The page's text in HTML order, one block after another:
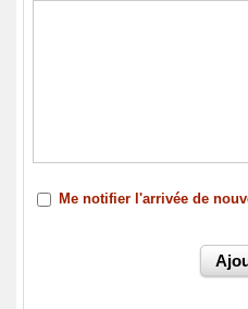
Me notifier l'arrivée de